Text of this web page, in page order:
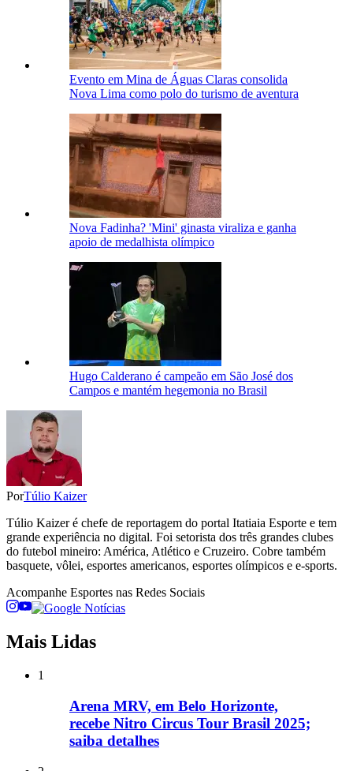
Evento em Mina de Águas Claras consolida
Nova Lima como polo do turismo de aventura
Nova Fadinha? 'Mini' ginasta viraliza e ganha
apoio de medalhista olímpico
Hugo Calderano é campeão em São José dos
Campos e mantém hegemonia no Brasil
PorTúlio Kaizer
Túlio Kaizer é chefe de reportagem do portal Itatiaia Esporte e tem
grande experiência no digital. Foi setorista dos três grandes clubes
do futebol mineiro: América, Atlético e Cruzeiro. Cobre também
basquete, vôlei, esportes americanos, esportes olímpicos e e-sports.
Acompanhe Esportes nas Redes Sociais
Mais Lidas
1
Arena MRV, em Belo Horizonte,
recebe Nitro Circus Tour Brasil 2025;
saiba detalhes